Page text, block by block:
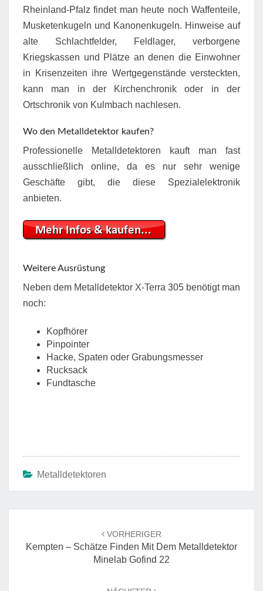
Rheinland-Pfalz findet man heute noch Waffenteile,
Musketenkugeln und Kanonenkugeln. Hinweise auf
alte Schlachtfelder, Feldlager, verborgene
Kriegskassen und Plätze an denen die Einwohner
in Krisenzeiten ihre Wertgegenstände versteckten,
kann man in der Kirchenchronik oder in der
Ortschronik von Kulmbach nachlesen.
Wo den Metalldetektor kaufen?
Professionelle Metalldetektoren kauft man fast
ausschließlich online, da es nur sehr wenige
Geschäfte gibt, die diese Spezialelektronik
anbieten.
Weitere Ausrüstung
Neben dem Metalldetektor X-Terra 305 benötigt man
noch:
Kopfhörer
Pinpointer
Hacke, Spaten oder Grabungsmesser
Rucksack
Fundtasche
Metalldetektoren
VORHERIGER
Kempten – Schätze Finden Mit Dem Metalldetektor
Minelab Gofind 22